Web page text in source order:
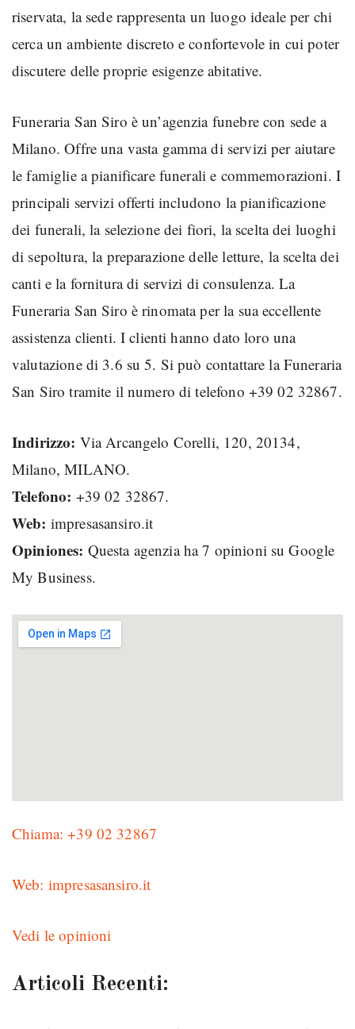
riservata, la sede rappresenta un luogo ideale per chi
cerca un ambiente discreto e confortevole in cui poter
discutere delle proprie esigenze abitative.
Funeraria San Siro è un’agenzia funebre con sede a
Milano. Offre una vasta gamma di servizi per aiutare
le famiglie a pianificare funerali e commemorazioni. I
principali servizi offerti includono la pianificazione
dei funerali, la selezione dei fiori, la scelta dei luoghi
di sepoltura, la preparazione delle letture, la scelta dei
canti e la fornitura di servizi di consulenza. La
Funeraria San Siro è rinomata per la sua eccellente
assistenza clienti. I clienti hanno dato loro una
valutazione di 3.6 su 5. Si può contattare la Funeraria
San Siro tramite il numero di telefono +39 02 32867.
Indirizzo: Via Arcangelo Corelli, 120, 20134,
Milano, MILANO.
Telefono: +39 02 32867.
Web: impresasansiro.it
Opiniones: Questa agenzia ha 7 opinioni su Google
My Business.
Chiama: +39 02 32867
Web: impresasansiro.it
Vedi le opinioni
Articoli Recenti: